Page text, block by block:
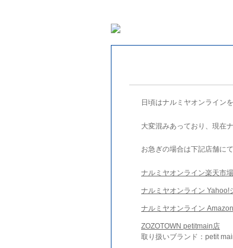
日頃はナルミヤオンライン
大変混みあっており、現在
お急ぎの場合は下記店舗に
ナルミヤオンライン楽天市
ナルミヤオンライン Yahoo!
ナルミヤオンライン
ZOZOTOWN petitmain店
取り扱いブランド：petit